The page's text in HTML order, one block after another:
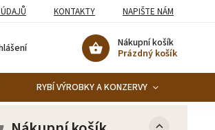
KONTAKTY NAPIŠTE NÁM
Nákupní košík
Prázdný košík
RYBÍ VÝROBKY A KONZERVY